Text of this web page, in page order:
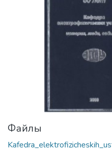
Файлы